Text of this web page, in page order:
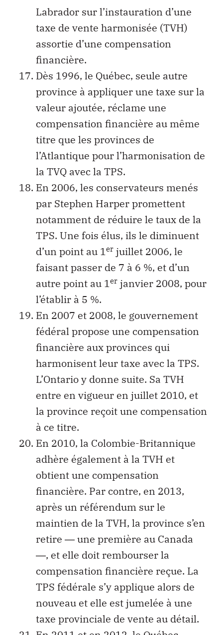
Labrador sur l’instauration d’une
taxe de vente harmonisée (TVH)
assortie d’une compensation
financière.
Dès 1996, le Québec, seule autre
province à appliquer une taxe sur la
valeur ajoutée, réclame une
compensation financière au même
titre que les provinces de
l’Atlantique pour l’harmonisation de
la TVQ avec la TPS.
En 2006, les conservateurs menés
par Stephen Harper promettent
notamment de réduire le taux de la
TPS. Une fois élus, ils le diminuent
d’un point au 1er juillet 2006, le
faisant passer de 7 à 6 %, et d’un
autre point au 1er janvier 2008, pour
l’établir à 5 %.
En 2007 et 2008, le gouvernement
fédéral propose une compensation
financière aux provinces qui
harmonisent leur taxe avec la TPS.
L’Ontario y donne suite. Sa TVH
entre en vigueur en juillet 2010, et
la province reçoit une compensation
à ce titre.
En 2010, la Colombie-Britannique
adhère également à la TVH et
obtient une compensation
financière. Par contre, en 2013,
après un référendum sur le
maintien de la TVH, la province s’en
retire ― une première au Canada
―, et elle doit rembourser la
compensation financière reçue. La
TPS fédérale s’y applique alors de
nouveau et elle est jumelée à une
taxe provinciale de vente au détail.